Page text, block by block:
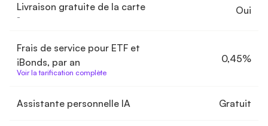
Livraison gratuite de la carte
-
Oui
Frais de service pour ETF et
iBonds, par an
Voir la tarification complète
0,45%
Assistante personnelle IA Gratuit